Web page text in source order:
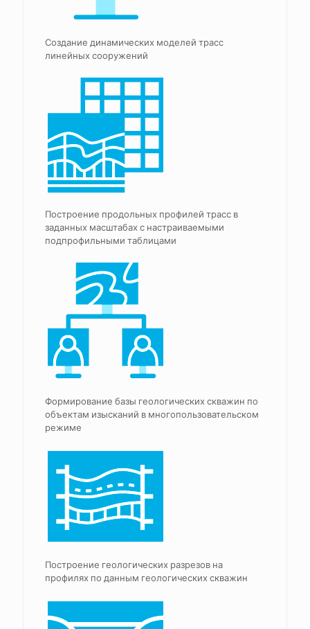
Создание динамических моделей трасс
линейных сооружений
Построение продольных профилей трасс в
заданных масштабах с настраиваемыми
подпрофильными таблицами
Формирование базы геологических скважин по
объектам изысканий в многопользовательском
режиме
Построение геологических разрезов на
профилях по данным геологических скважин